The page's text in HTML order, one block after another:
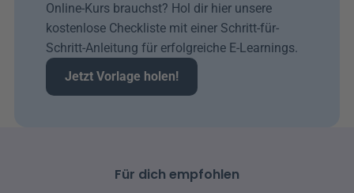
Online-Kurs brauchst? Hol dir hier unsere
kostenlose Checkliste mit einer Schritt-für-
Schritt-Anleitung für erfolgreiche E-Learnings.
Jetzt Vorlage holen!
Für dich empfohlen